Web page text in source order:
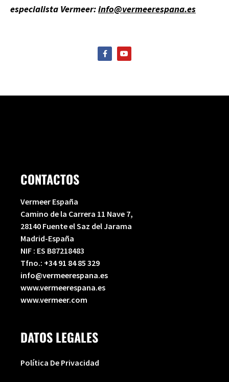
especialista Vermeer:info@vermeerespana.es
F
a
c
Y
o
u
CONTACTOS
Vermeer España
Camino de la Carrera 11 Nave 7,
28140 Fuente el Saz del Jarama
Madrid-España
NIF : ES B87218483
Tfno.: +34 91 84 85 329
info@vermeerespana.es
www.vermeerespana.es
www.vermeer.com
DATOS LEGALES
Política De Privacidad